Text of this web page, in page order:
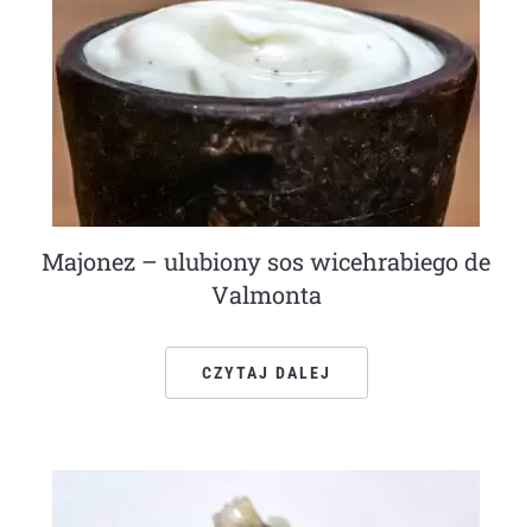
Majonez – ulubiony sos wicehrabiego de
Valmonta
CZYTAJ DALEJ